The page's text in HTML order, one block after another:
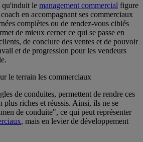
qu'induit le management commercial figure
en accompagnant ses commerciaux
complètes ou de rendez-vous ciblés
de mieux cerner ce qui se passe en
de conclure des ventes et de pouvoir
et de progression pour les vendeurs
de conduites, permettent de rendre ces
plus riches et réussis. Ainsi, ils ne se
de conduite", ce qui peut représenter
, mais en levier de développement